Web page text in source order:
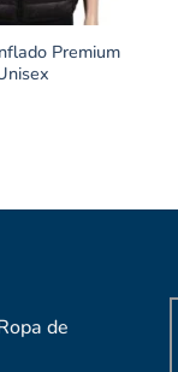
Premium
de